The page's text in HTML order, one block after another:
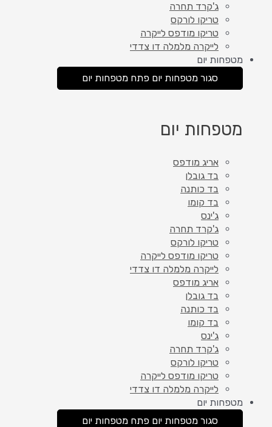
ג'קרד תחרה
טריקו לורקס
טריקו מודפס לייקרה
לייקרה מלמלה דו צדדי
מטפחות יום
סגור מטפחות יום פתח מטפחות יום
מטפחות יום
אריג מודפס
בד גובלן
בד כותנה
בד קומו
ג'ינס
ג'קרד תחרה
טריקו לורקס
טריקו מודפס לייקרה
לייקרה מלמלה דו צדדי
אריג מודפס
בד גובלן
בד כותנה
בד קומו
ג'ינס
ג'קרד תחרה
טריקו לורקס
טריקו מודפס לייקרה
לייקרה מלמלה דו צדדי
מטפחות יום
סגור מטפחות יום פתח מטפחות יום